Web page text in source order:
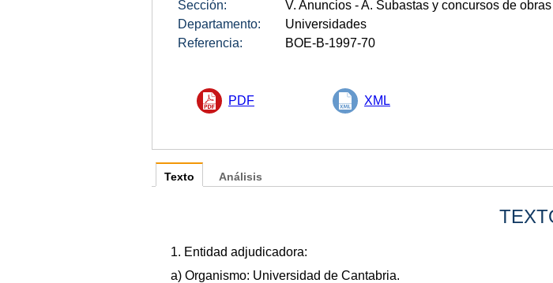
Sección:
V. Anuncios - A. Subastas y concursos de
Departamento:
Universidades
Referencia:
BOE-B-1997-70
PDF XML
Texto
1. Entidad adjudicadora:
a) Organismo: Universidad de Cantabria.
Análisis